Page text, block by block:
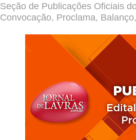
Seção de Publicações Oficiais
Convocação, Proclama,